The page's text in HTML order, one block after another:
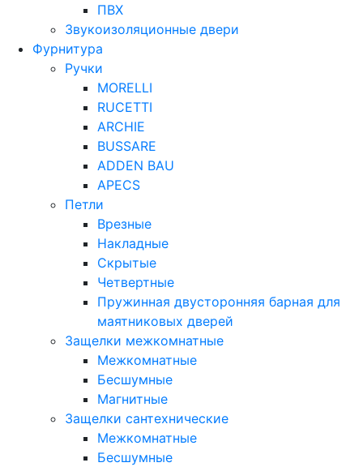
ПВХ
Звукоизоляционные двери
Фурнитура
Ручки
MORELLI
RUCETTI
ARCHIE
BUSSARE
ADDEN BAU
APECS
Петли
Врезные
Накладные
Скрытые
Четвертные
Пружинная двусторонняя барная для
маятниковых дверей
Защелки межкомнатные
Межкомнатные
Бесшумные
Магнитные
Защелки сантехнические
Межкомнатные
Бесшумные